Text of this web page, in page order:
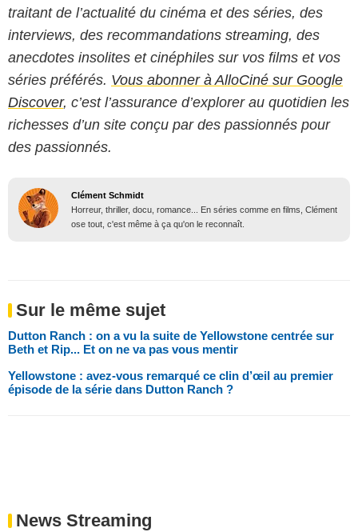
traitant de l’actualité du cinéma et des séries, des
interviews, des recommandations streaming, des
anecdotes insolites et cinéphiles sur vos films et vos
séries préférés. Vous abonner à AlloCiné sur Google
Discover, c’est l’assurance d’explorer au quotidien les
richesses d’un site conçu par des passionnés pour
des passionnés.
Clément Schmidt
Horreur, thriller, docu, romance... En séries comme en films, Clément
ose tout, c'est même à ça qu'on le reconnaît.
Sur le même sujet
Dutton Ranch : on a vu la suite de Yellowstone centrée sur
Beth et Rip... Et on ne va pas vous mentir
Yellowstone : avez-vous remarqué ce clin d’œil au premier
épisode de la série dans Dutton Ranch ?
News Streaming